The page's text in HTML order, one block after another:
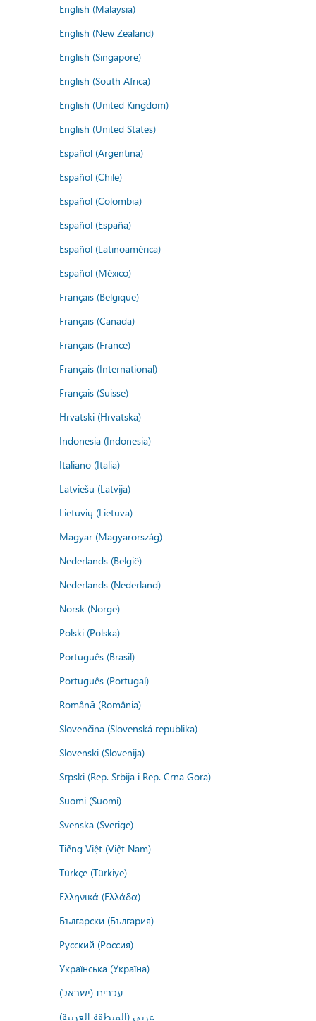
English (Malaysia)
English (New Zealand)
English (Singapore)
English (South Africa)
English (United Kingdom)
English (United States)
Español (Argentina)
Español (Chile)
Español (Colombia)
Español (España)
Español (Latinoamérica)
Español (México)
Français (Belgique)
Français (Canada)
Français (France)
Français (International)
Français (Suisse)
Hrvatski (Hrvatska)
Indonesia (Indonesia)
Italiano (Italia)
Latviešu (Latvija)
Lietuvių (Lietuva)
Magyar (Magyarország)
Nederlands (België)
Nederlands (Nederland)
Norsk (Norge)
Polski (Polska)
Português (Brasil)
Português (Portugal)
Română (România)
Slovenčina (Slovenská republika)
Slovenski (Slovenija)
Srpski (Rep. Srbija i Rep. Crna Gora)
Suomi (Suomi)
Svenska (Sverige)
Tiếng Việt (Việt Nam)
Türkçe (Türkiye)
Ελληνικά (Ελλάδα)
Български (България)
Русский (Россия)
Українська (Україна)
עברית (ישראל)
عربي (المنطقة العربية)